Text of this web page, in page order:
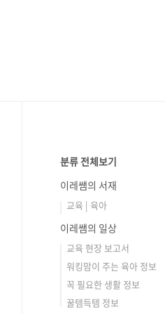
분류 전체보기
이레쌤의 서재
교육 | 육아
이레쌤의 일상
교육 현장 보고서
워킹맘이 주는 육아 정보
꼭 필요한 생활 정보
꿀템득템 정보